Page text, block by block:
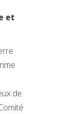
et
de